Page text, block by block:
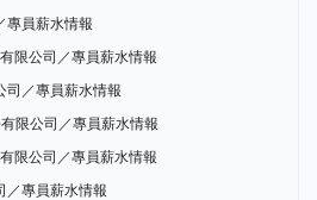
專員薪水情報
限公司／專員薪水情報
司／專員薪水情報
限公司／專員薪水情報
限公司／專員薪水情報
／專員薪水情報